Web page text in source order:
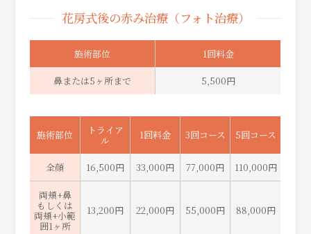
花房式後の赤み治療（フォト治療）
施術部位 1回料金
鼻または5ヶ所まで 5,500円
施術部位 トライア
ル 1回料金 3回コース 5回コース
全顔 16,500円 33,000円 77,000円 110,000円
両頬+鼻
もしくは
両頬+小範
囲1ヶ所
13,200円 22,000円 55,000円 88,000円